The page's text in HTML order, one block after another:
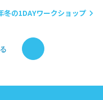
冬の1DAYワークショップ